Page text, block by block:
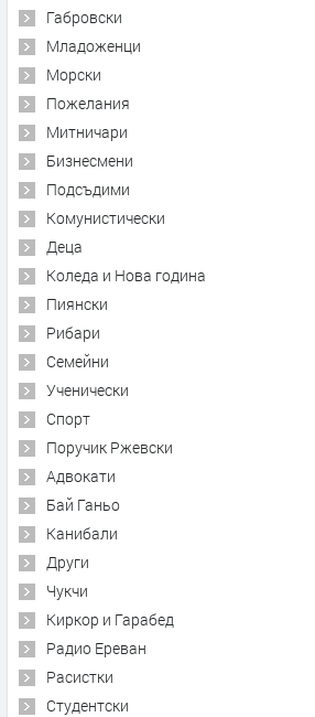
Габровски
Младоженци
Морски
Пожелания
Митничари
Бизнесмени
Подсъдими
Комунистически
Деца
Коледа и Нова година
Пиянски
Рибари
Семейни
Ученически
Спорт
Поручик Ржевски
Адвокати
Бай Ганьо
Канибали
Други
Чукчи
Киркор и Гарабед
Радио Ереван
Расистки
Студентски